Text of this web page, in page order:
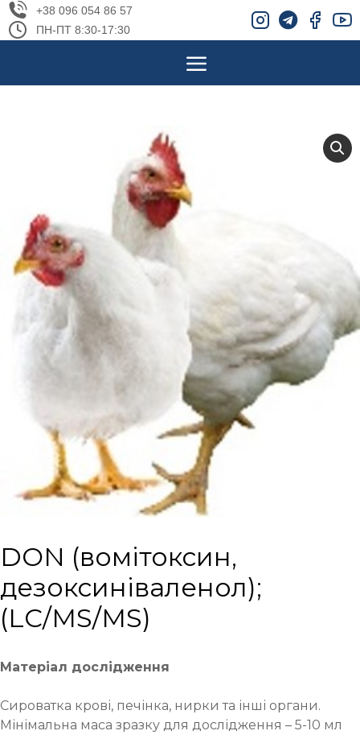
+38 096 054 86 57
ПН-ПТ 8:30-17:30
DON (вомітоксин,
дезоксиніваленол);
(LC/MS/MS)
Матеріал дослідження
Сироватка крові, печінка, нирки та інші органи.
Мінімальна маса зразку для дослідження – 5-10 мл